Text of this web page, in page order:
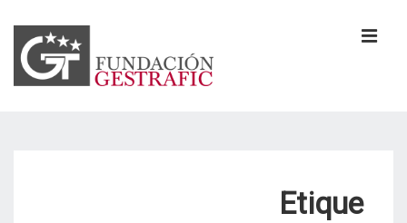
Saltar
contenido
principal
Etique